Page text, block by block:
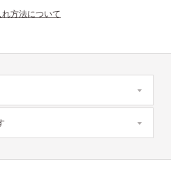
れ方法について